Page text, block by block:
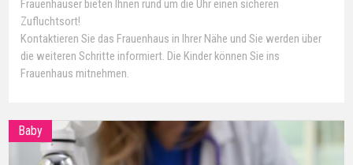
Frauenhäuser bieten Ihnen rund um die Uhr einen sicheren
Zufluchtsort!
Kontaktieren Sie das Frauenhaus in Ihrer Nähe und Sie werden über
die weiteren Schritte informiert. Die Kinder können Sie ins
Frauenhaus mitnehmen.
Baby